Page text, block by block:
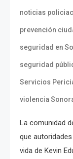
noticias
prevención
seguridad en
seguridad
Servicios
violencia
La comunidad
que
vida de Kevin